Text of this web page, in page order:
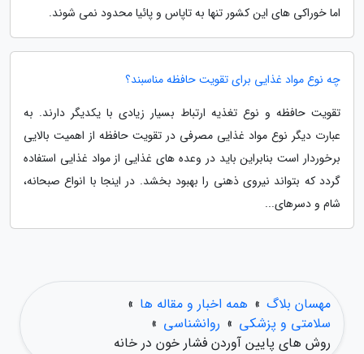
اما خوراکی های این کشور تنها به تاپاس و پائیا محدود نمی شوند.
چه نوع مواد غذایی برای تقویت حافظه مناسبند؟
تقویت حافظه و نوع تغذیه ارتباط بسیار زیادی با یکدیگر دارند. به
عبارت دیگر نوع مواد غذایی مصرفی در تقویت حافظه از اهمیت بالایی
برخوردار است بنابراین باید در وعده های غذایی از مواد غذایی استفاده
گردد که بتواند نیروی ذهنی را بهبود بخشد. در اینجا با انواع صبحانه،
شام و دسرهای...
مهسان بلاگ » همه اخبار و مقاله ها »
سلامتی و پزشکی » روانشناسی »
روش های پایین آوردن فشار خون در خانه